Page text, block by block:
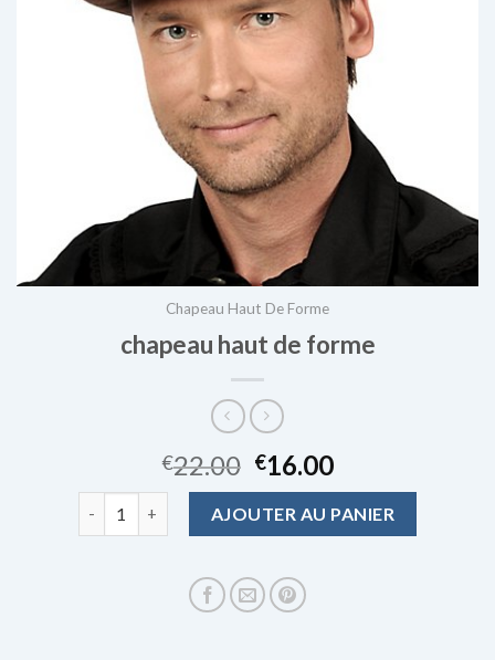
Chapeau Haut De Forme
chapeau haut de forme
€22.00 €16.00
AJOUTER AU PANIER